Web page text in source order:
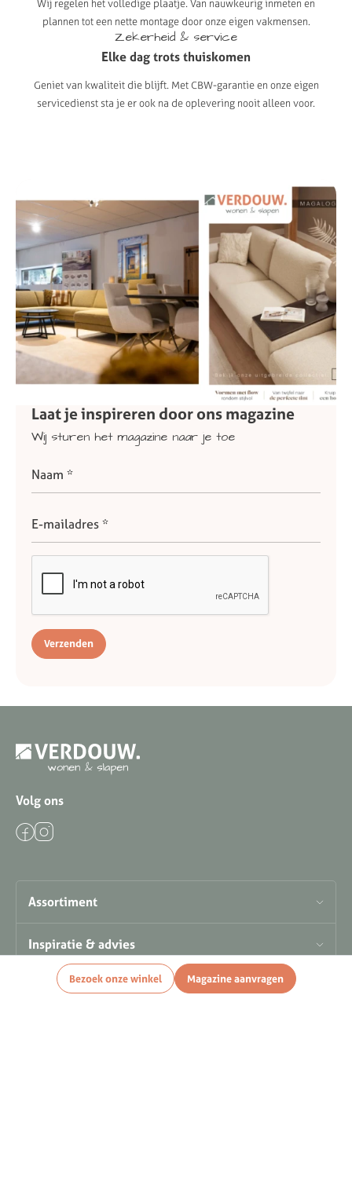
Wij regelen het volledige plaatje. Van nauwkeurig inmeten en
plannen tot een nette montage door onze eigen vakmensen.
Zekerheid & service
Elke dag trots thuiskomen
Geniet van kwaliteit die blijft. Met CBW-garantie en onze eigen
servicedienst sta je er ook na de oplevering nooit alleen voor.
Laatjeinspireren door ons magazine
Wij sturen het magazine naar je toe
Verzenden
Bezoek onze winkel Magazine aanvragen
Volg ons
Assortiment
Inspiratie & advies
Openingstijden